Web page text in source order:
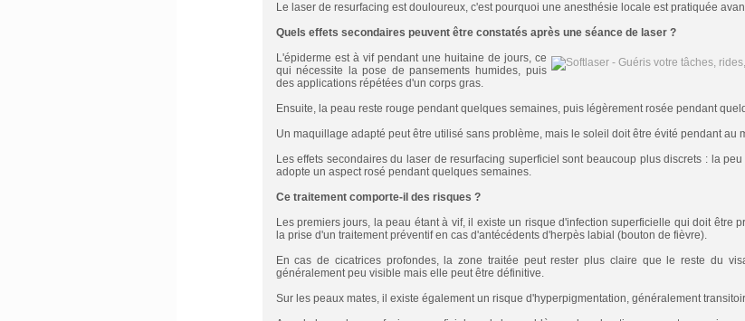
Le laser de resurfacing est douloureux, c'est pourquoi une anesthésie locale est pratiquée
Quels effets secondaires peuvent être constatés après une séance de laser ?
L'épiderme est à vif pendant une huitaine de jours, ce
qui nécessite la pose de pansements humides, puis
des applications répétées d'un corps gras.
Ensuite, la peau reste rouge pendant quelques semaines, puis légèrement rosée pendant
Un maquillage adapté peut être utilisé sans problème, mais le soleil doit être évité pendant au
Les effets secondaires du laser de resurfacing superficiel sont beaucoup plus discrets : la
adopte un aspect rosé pendant quelques semaines.
Ce traitement comporte-il des risques ?
Les premiers jours, la peau étant à vif, il existe un risque d'infection superficielle qui doit être
la prise d'un traitement préventif en cas d'antécédents d'herpès labial (bouton de fièvre).
En cas de cicatrices profondes, la zone traitée peut rester plus claire que le reste du
généralement peu visible mais elle peut être définitive.
Sur les peaux mates, il existe également un risque d'hyperpigmentation, généralement